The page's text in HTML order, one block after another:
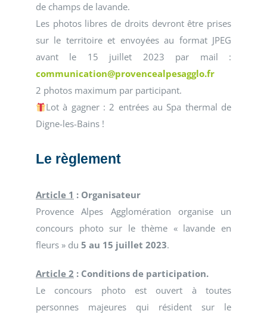
de champs de lavande.
Les photos libres de droits devront être prises
sur le territoire et envoyées au format JPEG
avant le 15 juillet 2023 par mail :
communication@provencealpesagglo.fr
2 photos maximum par participant.
Lot à gagner : 2 entrées au Spa thermal de
Digne-les-Bains !
Le règlement
Article 1 : Organisateur
Provence Alpes Agglomération organise un
concours photo sur le thème « lavande en
fleurs » du 5 au 15 juillet 2023.
Article 2 : Conditions de participation.
Le concours photo est ouvert à toutes
personnes majeures qui résident sur le